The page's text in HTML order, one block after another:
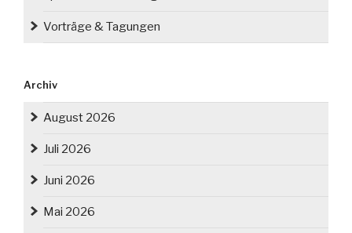
Vorträge & Tagungen
Archiv
August 2026
Juli 2026
Juni 2026
Mai 2026